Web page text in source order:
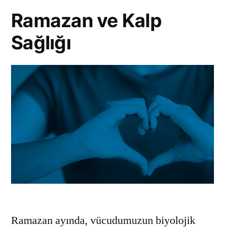
Ramazan ve Kalp
Sağlığı
Ramazan ayında, vücudumuzun biyolojik